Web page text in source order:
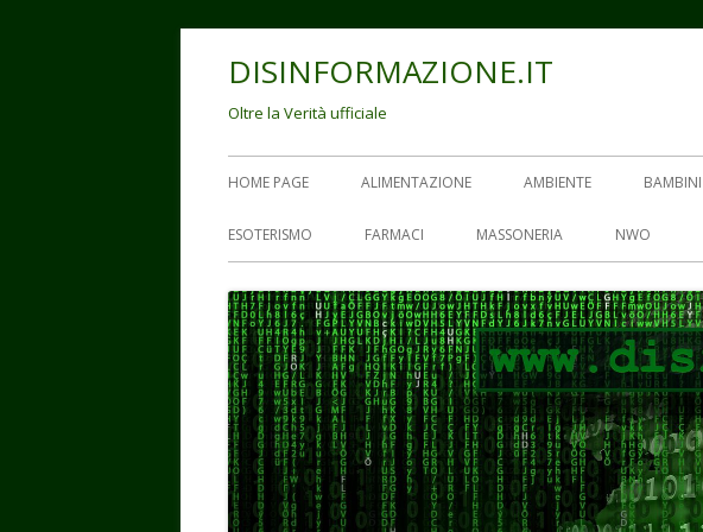
DISINFORMAZIONE.IT
Oltre la Verità ufficiale
Menu
principale
HOME PAGE ALIMENTAZIONE AMBIENTE BAMBINI
ESOTERISMO FARMACI MASSONERIA NWO